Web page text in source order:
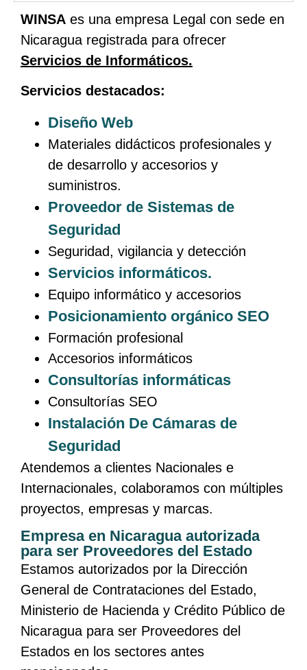
WINSA es una empresa Legal con sede en
Nicaragua registrada para ofrecer
Servicios de Informáticos.
Servicios destacados:
Diseño Web
Materiales didácticos profesionales y
de desarrollo y accesorios y
suministros.
Proveedor de Sistemas de
Seguridad
Seguridad, vigilancia y detección
Servicios informáticos.
Equipo informático y accesorios
Posicionamiento orgánico SEO
Formación profesional
Accesorios informáticos
Consultorías informáticas
Consultorías SEO
Instalación De Cámaras de
Seguridad
Atendemos a clientes Nacionales e
Internacionales, colaboramos con múltiples
proyectos, empresas y marcas.
Empresa en Nicaragua autorizada
para ser Proveedores del Estado
Estamos autorizados por la Dirección
General de Contrataciones del Estado,
Ministerio de Hacienda y Crédito Público de
Nicaragua para ser Proveedores del
Estados en los sectores antes